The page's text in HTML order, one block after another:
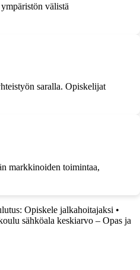
välistä
saralla. Opiskelijat
markkinoiden toimintaa,
Opiskele jalkahoitajaksi •
sähköala keskiarvo – Opas ja